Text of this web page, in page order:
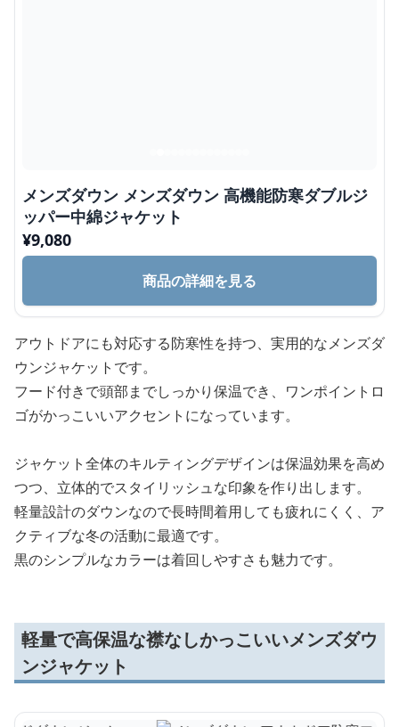
メンズダウン メンズダウン 高機能防寒ダブルジ
ッパー中綿ジャケット
¥9,080
商品の詳細を見る
アウトドアにも対応する防寒性を持つ、実用的なメンズダ
ウンジャケットです。
フード付きで頭部までしっかり保温でき、ワンポイントロ
ゴがかっこいいアクセントになっています。
ジャケット全体のキルティングデザインは保温効果を高め
つつ、立体的でスタイリッシュな印象を作り出します。
軽量設計のダウンなので長時間着用しても疲れにくく、ア
クティブな冬の活動に最適です。
黒のシンプルなカラーは着回しやすさも魅力です。
軽量で高保温な襟なしかっこいいメンズダウ
ンジャケット